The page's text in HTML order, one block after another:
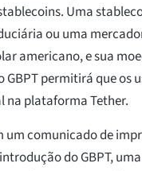
Uma
ou uma
americano, e sua
GBPT permitirá que os
plataforma Tether.
um comunicado de
do GBPT,